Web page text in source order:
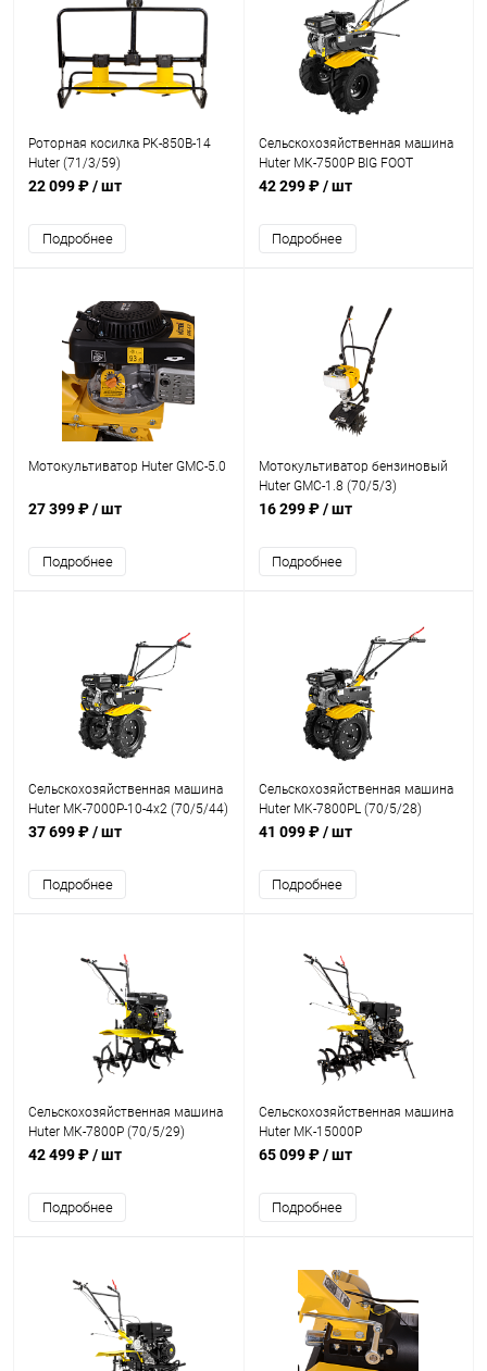
Роторная косилка РК-850B-14
Huter (71/3/59)
22 099 ₽/ шт
Подробнее
Сельскохозяйственная машина
Huter МК-7500Р BIG FOOT
(70/5/27)
42 299 ₽/ шт
Подробнее
Мотокультиватор Huter GMC-5.0
27 399 ₽/ шт
Подробнее
Мотокультиватор бензиновый
Huter GMC-1.8 (70/5/3)
16 299 ₽/ шт
Подробнее
Сельскохозяйственная машина
Huter МК-7000P-10-4х2 (70/5/44)
37 699 ₽/ шт
Подробнее
Сельскохозяйственная машина
Huter МK-7800PL (70/5/28)
41 099 ₽/ шт
Подробнее
Сельскохозяйственная машина
Huter МК-7800P (70/5/29)
42 499 ₽/ шт
Подробнее
Сельскохозяйственная машина
Huter MK-15000P
65 099 ₽/ шт
Подробнее